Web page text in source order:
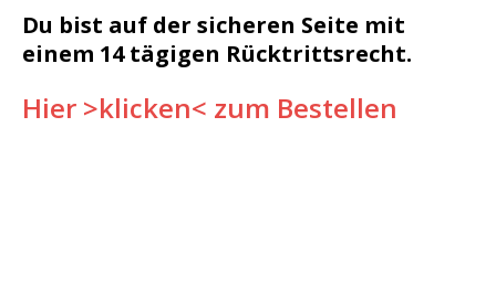
Du bist auf der sicheren Seite mit
einem 14 tägigen Rücktrittsrecht.
Hier >klicken< zum Bestellen